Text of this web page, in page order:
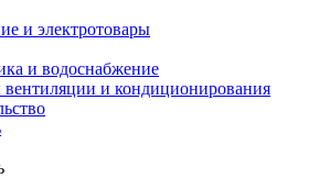
и электротовары
и водоснабжение
и кондиционирования